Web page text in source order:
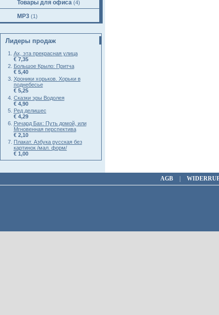
Товары для офиса (4)
MP3 (1)
Лидеры продаж
Ах, эта прекрасная улица
€ 7,35
Большое Крыло: Притча
€ 5,40
Хроники хорьков. Хорьки в
поднебесье
€ 5,25
Сказки эры Водолея
€ 4,90
Ред делишес
€ 4,29
Ричард Бах: Путь домой, или
Мгновенная перспектива
€ 2,10
Плакат. Азбука русская без
картинок /мал. форм/
€ 1,00
AGB